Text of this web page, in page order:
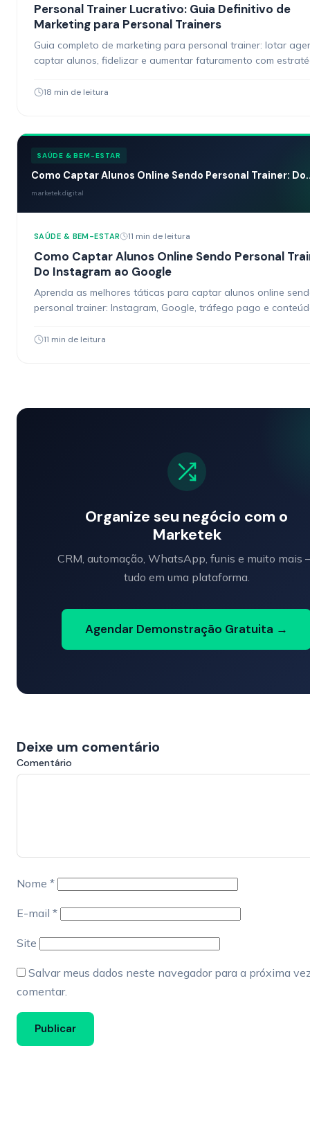
Personal Trainer Lucrativo: Guia Definitivo de
Marketing para Personal Trainers
Guia completo de marketing para personal trainer: lotar
captar alunos, fidelizar e aumentar faturamento com
18 min de leitura
SAÚDE & BEM-ESTAR
Como Captar Alunos Online Sendo Personal Trainer:
marketek.digital
SAÚDE & BEM-ESTAR 11 min de leitura
Como Captar Alunos Online Sendo Personal
Do Instagram ao Google
Aprenda as melhores táticas para captar alunos online
personal trainer: Instagram, Google, tráfego pago e
11 min de leitura
Organize seu negócio com o
Marketek
CRM, automação, WhatsApp, funis e muito mais
tudo em uma plataforma.
Agendar Demonstração Gratuita →
Deixe um comentário
Comentário
Nome *
E-mail *
Site
Salvar meus dados neste navegador para a próxima
comentar.